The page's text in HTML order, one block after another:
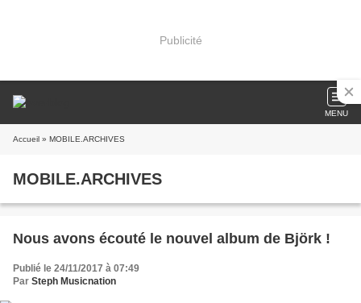
Publicité
MENU
Accueil » MOBILE.ARCHIVES
MOBILE.ARCHIVES
Nous avons écouté le nouvel album de Björk !
Publié le 24/11/2017 à 07:49
Par Steph Musicnation